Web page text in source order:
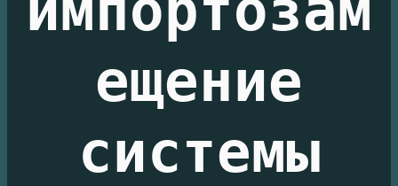
ещение
системы